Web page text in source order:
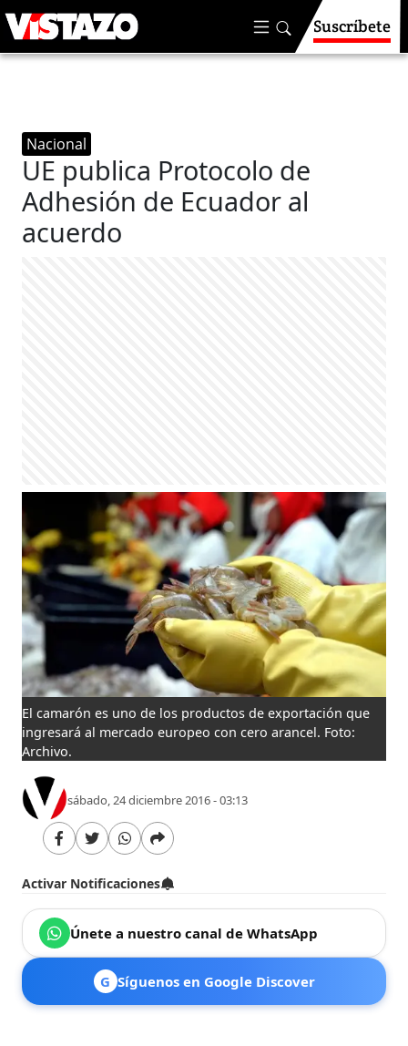
Suscríbete
Nacional
UE publica Protocolo de
Adhesión de Ecuador al
acuerdo
El camarón es uno de los productos de exportación que
ingresará al mercado europeo con cero arancel. Foto:
Archivo.
sábado, 24 diciembre 2016 - 03:13
Activar Notificaciones
Únete a nuestro canal de WhatsApp
G Síguenos en Google Discover